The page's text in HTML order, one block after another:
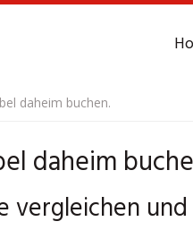
daheim buchen.
daheim
vergleichen und